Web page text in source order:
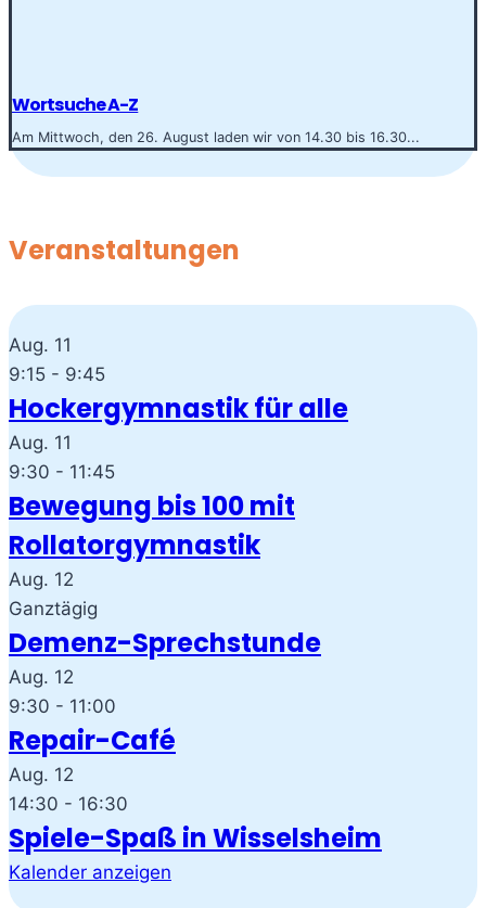
Wortsuche A-Z
Am Mittwoch, den 26. August laden wir von 14.30 bis 16.30...
Veranstaltungen
Aug. 11
9:15 - 9:45
Hockergymnastik für alle
Aug. 11
9:30 - 11:45
Bewegung bis 100 mit
Rollatorgymnastik
Aug. 12
Ganztägig
Demenz-Sprechstunde
Aug. 12
9:30 - 11:00
Repair-Café
Aug. 12
14:30 - 16:30
Spiele-Spaß in Wisselsheim
Kalender anzeigen